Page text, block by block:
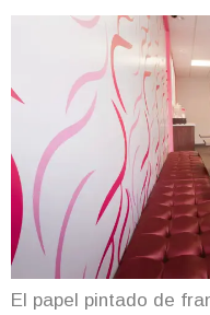
El papel pintado de